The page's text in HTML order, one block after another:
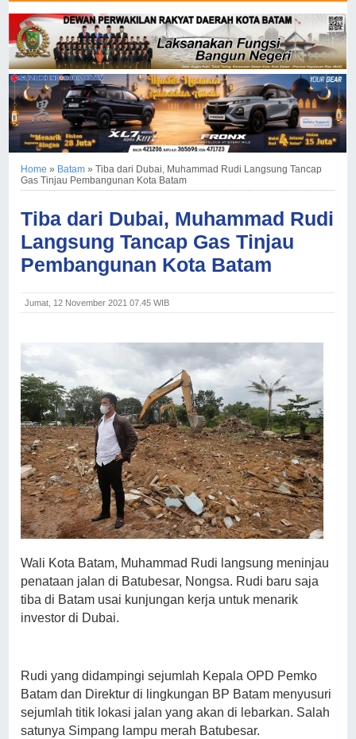
Home » Batam »Tiba dari Dubai, Muhammad Rudi Langsung Tancap
Gas Tinjau Pembangunan Kota Batam
Tiba dari Dubai, Muhammad Rudi
Langsung Tancap Gas Tinjau
Pembangunan Kota Batam
Jumat, 12 November 2021 07.45 WIB
Wali Kota Batam, Muhammad Rudi langsung meninjau
penataan jalan di Batubesar, Nongsa. Rudi baru saja
tiba di Batam usai kunjungan kerja untuk menarik
investor di Dubai.
Rudi yang didampingi sejumlah Kepala OPD Pemko
Batam dan Direktur di lingkungan BP Batam menyusuri
sejumlah titik lokasi jalan yang akan di lebarkan. Salah
satunya Simpang lampu merah Batubesar.